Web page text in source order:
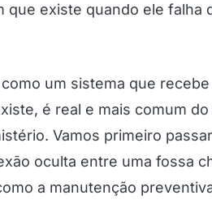
existe quando ele falha
um sistema que
é real e mais comum
Vamos primeiro
oculta entre uma fossa
a manutenção